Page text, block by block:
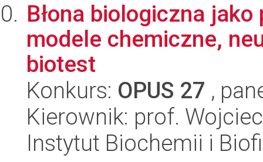
Błona biologiczna
modele chemiczne,
biotest
Konkurs: OPUS 27 ,
Kierownik: prof.
Instytut Biochemii i